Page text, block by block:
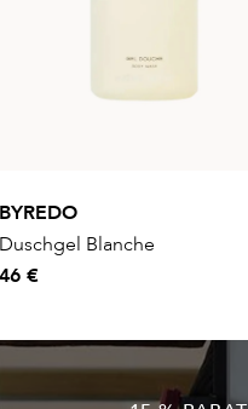
BYREDO
Duschgel Blanche
46 €